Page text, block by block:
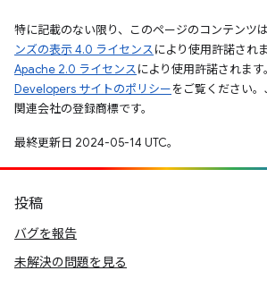
特に記載のない限り、このページのコンテンツは
ンズの表示 4.0 ライセンスにより使用許諾され
Apache 2.0 ライセンスにより使用許諾されます
Developers サイトのポリシーをご覧ください
関連会社の登録商標です。
最終更新日 2024-05-14 UTC。
投稿
バグを報告
未解決の問題を見る